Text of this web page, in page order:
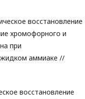
восстановление
хромофорного и
при
жидком аммиаке //
восстановление